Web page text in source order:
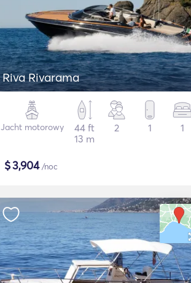
Riva Rivarama
Jacht motorowy
44 ft
13 m
2 1 1
$3,904/noc